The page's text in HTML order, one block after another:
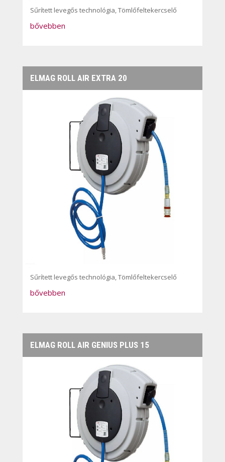
Sűrített levegős technológia,Tömlőfeltekercselő
bővebben
ELMAG ROLL AIR EXTRA 20
Sűrített levegős technológia,Tömlőfeltekercselő
bővebben
ELMAG ROLL AIR GENIUS PLUS 15